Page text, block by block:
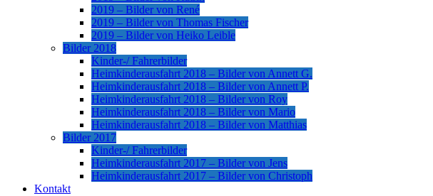
2019 – Bilder von René
2019 – Bilder von Thomas Fischer
2019 – Bilder von Heiko Leible
Bilder 2018
Kinder-/ Fahrerbilder
Heimkinderausfahrt 2018 – Bilder von Annett G.
Heimkinderausfahrt 2018 – Bilder von Annett P.
Heimkinderausfahrt 2018 – Bilder von Roy
Heimkinderausfahrt 2018 – Bilder von Mario
Heimkinderausfahrt 2018 – Bilder von Matthias
Bilder 2017
Kinder-/ Fahrerbilder
Heimkinderausfahrt 2017 – Bilder von Jens
Heimkinderausfahrt 2017 – Bilder von Christoph
Kontakt